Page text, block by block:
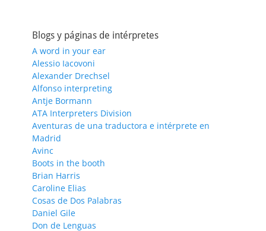
Blogs y páginas de intérpretes
A word in your ear
Alessio Iacovoni
Alexander Drechsel
Alfonso interpreting
Antje Bormann
ATA Interpreters Division
Aventuras de una traductora e intérprete en
Madrid
Avinc
Boots in the booth
Brian Harris
Caroline Elias
Cosas de Dos Palabras
Daniel Gile
Don de Lenguas